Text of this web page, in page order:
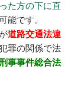
た方の下に直
能です。
道路交通法違
罪の関係で法
事事件総合法